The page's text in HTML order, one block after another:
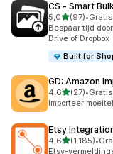
CS ‑ Smart
5,0van 5 sterren
(97)
97 recensies in
•
Bespaar tijd
Drive of Dropbox
Built for
GD: Amazon
4,6van 5 sterren
(27)
27 recensies in
•
Importeer
Etsy
4,6van 5 sterren
(1.185)
1185 recensies
•
Etsy-